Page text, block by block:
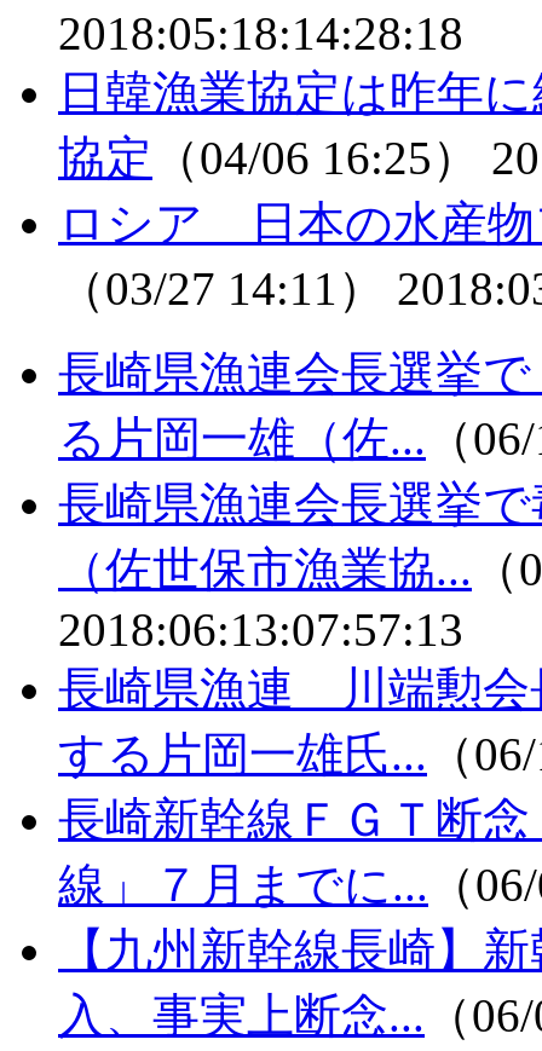
2018:05:18:14:28:18
日韓漁業協定は昨年
協定 （04/06 16:25）
ロシア 日本の水産物
（03/27 14:11）
長崎県漁連会長選挙
る片岡一雄（佐... （
長崎県漁連会長選挙
（佐世保市漁業協...
2018:06:13:07:57:13
長崎県漁連 川端勲会
する片岡一雄氏... （
長崎新幹線ＦＧＴ断
線」７月までに... （
【九州新幹線長崎】
入、事実上断念... （